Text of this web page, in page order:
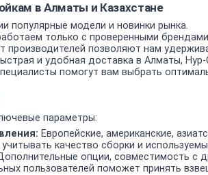
в Алматы и Казахстане
популярные модели и новинки рынка.
только с проверенными
производителей позволяют нам
и удобная доставка в Алматы,
помогут вам выбрать
параметры:
Европейские, американские,
качество сборки и
опции, совместимость с
пользователей поможет принять